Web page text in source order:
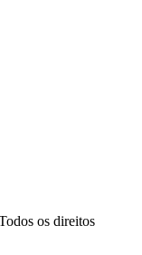
os direitos